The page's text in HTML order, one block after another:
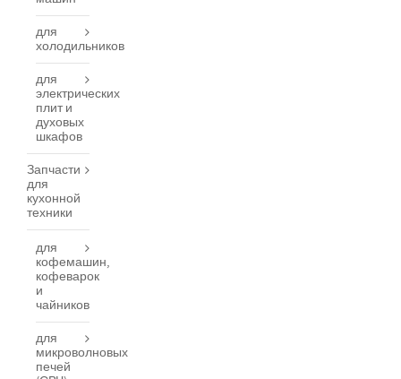
для
холодильников
для
электрических
плит и
духовых
шкафов
Запчасти
для
кухонной
техники
для
кофемашин,
кофеварок
и
чайников
для
микроволновых
печей